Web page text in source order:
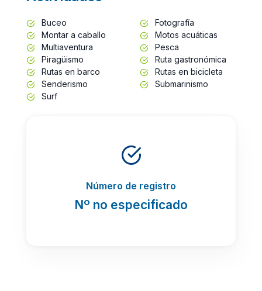
Buceo
Fotografía
Montar a caballo
Motos acuáticas
Multiaventura
Pesca
Piragüismo
Ruta gastronómica
Rutas en barco
Rutas en bicicleta
Senderismo
Submarinismo
Surf
Número de registro
Nº no especificado